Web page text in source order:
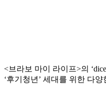
<브라보 마이 라이프>의
‘후기청년’ 세대를 위한 다